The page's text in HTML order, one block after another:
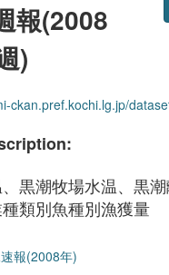
報(2008
)
1485929a-2625-4223-8665-751a6710eade/resource/5a7c484c-3e5c-4c7c-beb3-
黒潮牧場水温、黒潮
類別魚種別漁獲量
報(2008年)